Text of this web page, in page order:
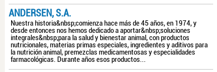
ANDERSEN, S.A.
Nuestra historia&nbsp;comienza hace más de 45 años, en 1974, y
desde entonces nos hemos dedicado a aportar&nbsp;soluciones
integrales&nbsp;para la salud y bienestar animal, con productos
nutricionales, materias primas especiales, ingredientes y aditivos para
la nutrición animal, premezclas medicamentosas y especialidades
farmacológicas. Durante años esos productos...